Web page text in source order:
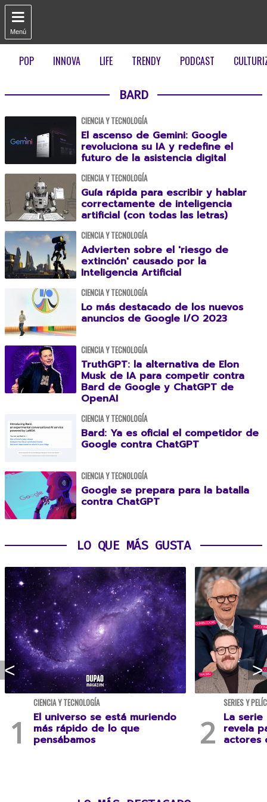

Menú
POP INNOVA LIFE TRENDY PODCAST
BARD
CIENCIA Y TECNOLOGÍA
El ascenso de Gemini: Google
revoluciona su IA y redefine el
futuro de la asistencia digital
CIENCIA Y TECNOLOGÍA
Guía rápida para escribir y hablar
correctamente de inteligencia
artificial (con todas las letras)
CIENCIA Y TECNOLOGÍA
Advierten sobre el 'riesgo de
extinción' causado por la
Inteligencia Artificial
CIENCIA Y TECNOLOGÍA
Lo más destacado de los nuevos
anuncios de Google I/O 2023
CIENCIA Y TECNOLOGÍA
TruthGPT: la alternativa de Elon
Musk de IA para competir contra
Bard de Google y ChatGPT de
OpenAI
CIENCIA Y TECNOLOGÍA
Bard: Ya es oficial el competidor de
Google contra ChatGPT
CIENCIA Y TECNOLOGÍA
Google se prepara para la batalla
contra ChatGPT
LO QUE MÁS GUSTA
CIENCIA Y TECNOLOGÍA
El universo se está muriendo
más rápido de lo que
pensábamos
SERIES Y
La
revela
actores